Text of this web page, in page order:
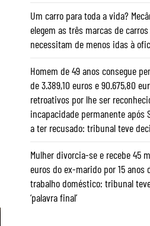
Um carro para toda a vida?
elegem as três marcas de
necessitam de menos idas à
Homem de 49 anos consegue
de 3.389,10 euros e 90.675,80
retroativos por lhe ser
incapacidade permanente após
a ter recusado: tribunal teve
Mulher divorcia-se e recebe 45
euros do ex-marido por 15 anos
trabalho doméstico: tribunal
‘palavra final’